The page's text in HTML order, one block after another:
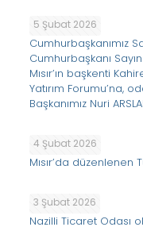
5 Şubat 2026
Cumhurbaşkanımız
Cumhurbaşkanı
Mısır’ın başkenti
Yatırım Forumu’na,
Başkanımız Nuri
4 Şubat 2026
Mısır’da düzenlenen
3 Şubat 2026
Nazilli Ticaret Odası